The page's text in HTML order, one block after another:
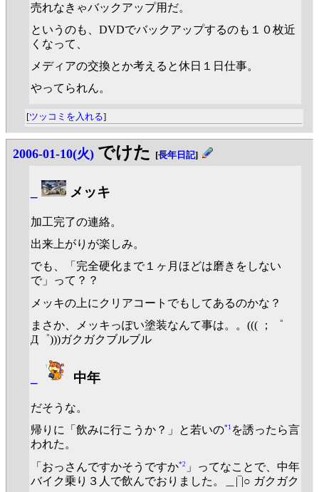
売れなきゃバックアップ用だ。
というのも、DVDでバックアップするのも１０枚近
くなって、
メディアの交換とか考えると休日１日仕事。
やってられん。
[ツッコミを入れる]
2006-01-10(火) でけた [長年日記]
メッキ
加工完了の連絡。
出来上がりが楽しみ。
でも、「完全硬化まで１ヶ月ほどは磨きをしない
で」って？？
メッキの上にクリアコートでもしてあるのかな？
まさか、メッキっぽい塗装なんて事は。。((( ；゜
Д゜)))ガクガクブルブル
中年
だそうな。
帰りに「飲みに行こうか？」と若いの*1 を誘ったら言
われた。
「おっさんですかそうですか*2 」ってなことで、中年
バイク乗り３人で飲んでおりました。＿|‾|○ ガクガク